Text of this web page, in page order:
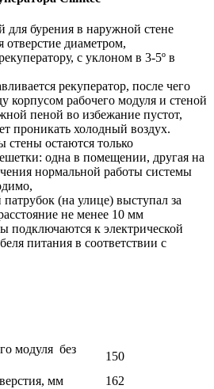
для бурения в наружной стене
отверстие диаметром,
с уклоном в 3-5º в
рекуператор, после чего
корпусом рабочего модуля и стеной
пеной во избежание пустот,
проникать холодный воздух.
остаются только
одна в помещении, другая на
нормальной работы системы
(на улице) выступал за
не менее 10 мм
подключаются к электрической
питания в соответствии с
модуля без
150
мм
162